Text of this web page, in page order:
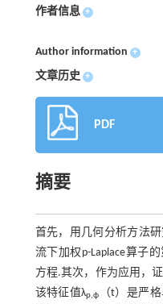
作者信息 +
Author information +
文章历史 +
PDF
摘要
首先，用几何分析方法
流下加权p-Laplace算子
方程.其次，作为应用，
该特征值λp,ϕ
（t）是严